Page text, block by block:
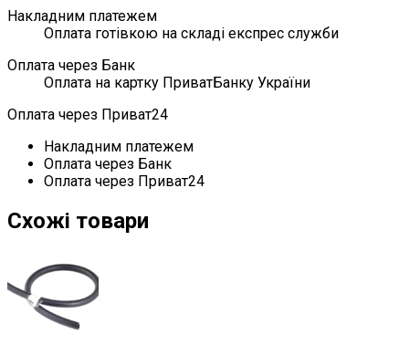
Накладним платежем
Оплата готівкою на складі експрес служби
Оплата через Банк
Оплата на картку ПриватБанку України
Оплата через Приват24
Накладним платежем
Оплата через Банк
Оплата через Приват24
Схожі товари